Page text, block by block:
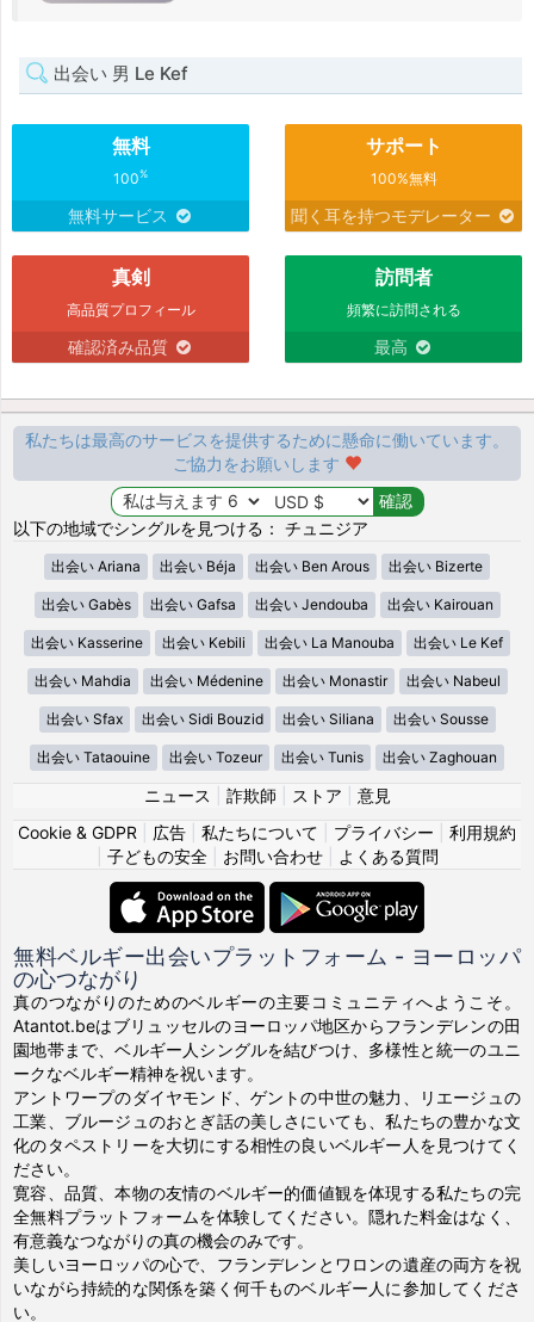
出会い 男 Le Kef
無料
100%
無料サービス
サポート
100%無料
聞く耳を持つモデレーター
真剣
高品質プロフィール
確認済み品質
訪問者
頻繁に訪問される
最高
私たちは最高のサービスを提供するために懸命に働いています。
ご協力をお願いします
以下の地域でシングルを見つける： チュニジア
出会い Ariana 出会い Béja 出会い Ben Arous 出会い Bizerte
出会い Gabès 出会い Gafsa 出会い Jendouba 出会い Kairouan
出会い Kasserine 出会い Kebili 出会い La Manouba 出会い Le Kef
出会い Mahdia 出会い Médenine 出会い Monastir 出会い Nabeul
出会い Sfax 出会い Sidi Bouzid 出会い Siliana 出会い Sousse
出会い Tataouine 出会い Tozeur 出会い Tunis 出会い Zaghouan
ニュース 詐欺師 ストア
意見
Cookie & GDPR
広告 私たちについて プライバシー
利用規約
子どもの安全| お問い合わせ| よくある質問
無料ベルギー出会いプラットフォーム - ヨーロッパ
の心つながり
真のつながりのためのベルギーの主要コミュニティへようこそ。
Atantot.beはブリュッセルのヨーロッパ地区からフランデレンの田
園地帯まで、ベルギー人シングルを結びつけ、多様性と統一のユニ
ークなベルギー精神を祝います。
アントワープのダイヤモンド、ゲントの中世の魅力、リエージュの
工業、ブルージュのおとぎ話の美しさにいても、私たちの豊かな文
化のタペストリーを大切にする相性の良いベルギー人を見つけてく
ださい。
寛容、品質、本物の友情のベルギー的価値観を体現する私たちの完
全無料プラットフォームを体験してください。隠れた料金はなく、
有意義なつながりの真の機会のみです。
美しいヨーロッパの心で、フランデレンとワロンの遺産の両方を祝
いながら持続的な関係を築く何千ものベルギー人に参加してくださ
い。